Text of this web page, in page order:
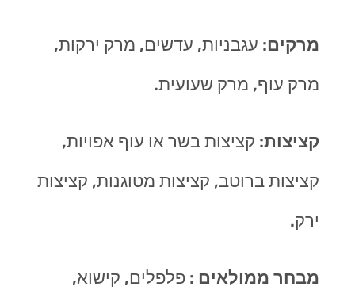
מרקים: עגבניות, עדשים, מרק ירקות,
מרק עוף, מרק שעועית.
קציצות: קציצות בשר או עוף אפויות,
קציצות ברוטב, קציצות מטוגנות, קציצות
ירק.
מבחר ממולאים : פלפלים, קישוא,